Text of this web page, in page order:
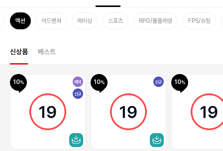
액션 어드벤쳐 레이싱 스포츠 RPG/롤플레잉 FPS/슈팅
신상품 베스트
10 예약
신규
10 신규 10